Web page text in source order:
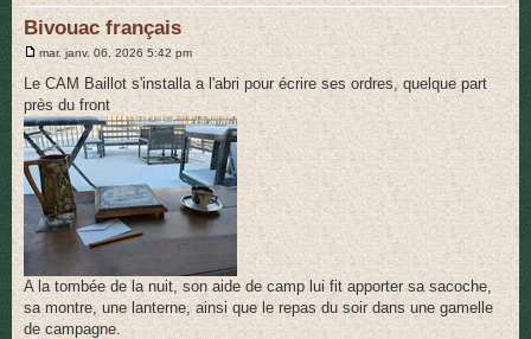
e
r
Bivouac français
M
s
a
g
e
mar. janv. 06, 2026 5:42 pm
Le CAM Baillot s'installa a l'abri pour écrire ses ordres, quelque part
près du front
A la tombée de la nuit, son aide de camp lui fit apporter sa sacoche,
sa montre, une lanterne, ainsi que le repas du soir dans une gamelle
de campagne.